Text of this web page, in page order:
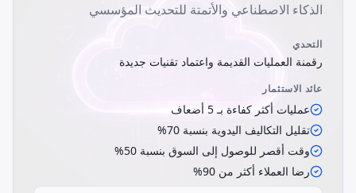
الذكاء الاصطناعي والأتمتة للتحديث المؤسسي
التحدي
رقمنة العمليات القديمة واعتماد تقنيات جديدة
عائد الاستثمار
عمليات أكثر كفاءة بـ 5 أضعاف
تقليل التكاليف اليدوية بنسبة 70%
وقت أقصر للوصول إلى السوق بنسبة 50%
رضا العملاء أكثر من 90%